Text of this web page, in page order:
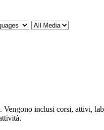
inclusi corsi, attivi,